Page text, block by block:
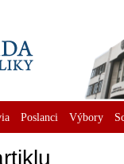
Poslanci Výbory